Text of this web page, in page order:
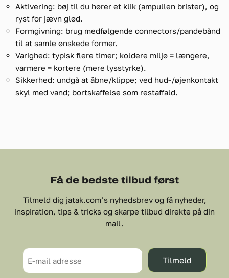
Aktivering: bøj til du hører et klik (ampullen brister), og
ryst for jævn glød.
Formgivning: brug medfølgende connectors/pandebånd
til at samle ønskede former.
Varighed: typisk flere timer; koldere miljø = længere,
varmere = kortere (mere lysstyrke).
Sikkerhed: undgå at åbne/klippe; ved hud-/øjenkontakt
skyl med vand; bortskaffelse som restaffald.
Få de bedste tilbud først
Tilmeld dig jatak.com’s nyhedsbrev og få nyheder,
inspiration, tips & tricks og skarpe tilbud direkte på din
mail.
E-mail adresse Tilmeld